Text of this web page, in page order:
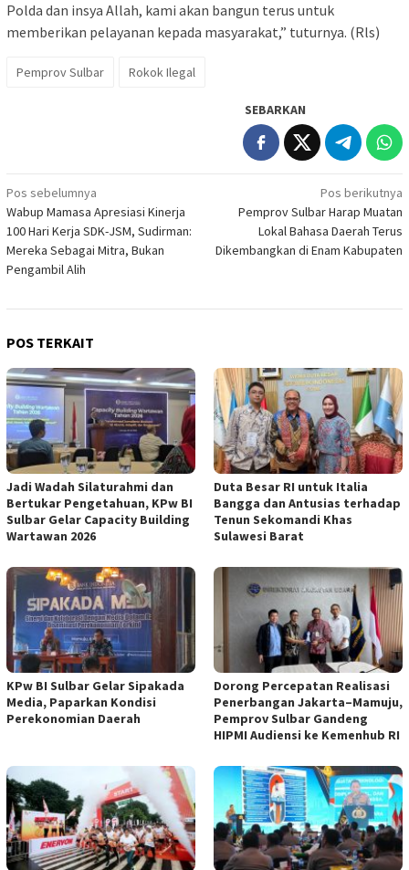
Polda dan insya Allah, kami akan bangun terus untuk
memberikan pelayanan kepada masyarakat,” tuturnya. (Rls)
Pemprov Sulbar Rokok Ilegal
SEBARKAN
Navigasi
pos
Pos sebelumnya
Wabup Mamasa Apresiasi Kinerja
100 Hari Kerja SDK-JSM, Sudirman:
Mereka Sebagai Mitra, Bukan
Pengambil Alih
Pos berikutnya
Pemprov Sulbar Harap Muatan
Lokal Bahasa Daerah Terus
Dikembangkan di Enam Kabupaten
POS TERKAIT
Jadi Wadah Silaturahmi dan
Bertukar Pengetahuan, KPw BI
Sulbar Gelar Capacity Building
Wartawan 2026
Duta Besar RI untuk Italia
Bangga dan Antusias terhadap
Tenun Sekomandi Khas
Sulawesi Barat
KPw BI Sulbar Gelar Sipakada
Media, Paparkan Kondisi
Perekonomian Daerah
Dorong Percepatan Realisasi
Penerbangan Jakarta–Mamuju,
Pemprov Sulbar Gandeng
HIPMI Audiensi ke Kemenhub RI